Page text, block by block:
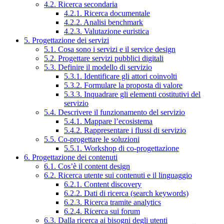
4.2. Ricerca secondaria
4.2.1. Ricerca documentale
4.2.2. Analisi benchmark
4.2.3. Valutazione euristica
5. Progettazione dei servizi
5.1. Cosa sono i servizi e il service design
5.2. Progettare servizi pubblici digitali
5.3. Definire il modello di servizio
5.3.1. Identificare gli attori coinvolti
5.3.2. Formulare la proposta di valore
5.3.3. Inquadrare gli elementi costitutivi del
servizio
5.4. Descrivere il funzionamento del servizio
5.4.1. Mappare l’ecosistema
5.4.2. Rappresentare i flussi di servizio
5.5. Co-progettare le soluzioni
5.5.1. Workshop di co-progettazione
6. Progettazione dei contenuti
6.1. Cos’è il content design
6.2. Ricerca utente sui contenuti e il linguaggio
6.2.1. Content discovery
6.2.2. Dati di ricerca (search keywords)
6.2.3. Ricerca tramite analytics
6.2.4. Ricerca sui forum
6.3. Dalla ricerca ai bisogni degli utenti